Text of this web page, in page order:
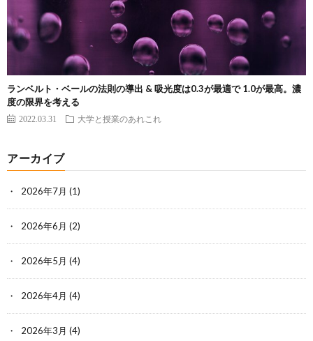
ランベルト・ベールの法則の導出 & 吸光度は0.3が最適で 1.0が最高。濃
度の限界を考える
2022.03.31 大学と授業のあれこれ
アーカイブ
2026年7月 (1)
2026年6月 (2)
2026年5月 (4)
2026年4月 (4)
2026年3月 (4)